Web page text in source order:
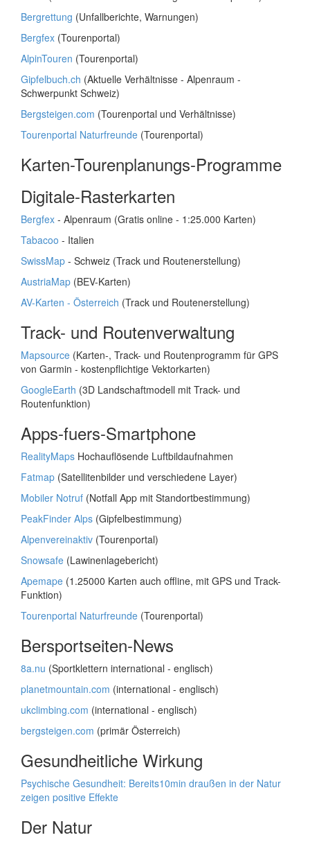
Bergrettung (Unfallberichte, Warnungen)
Bergfex (Tourenportal)
AlpinTouren (Tourenportal)
Gipfelbuch.ch (Aktuelle Verhältnisse - Alpenraum -
Schwerpunkt Schweiz)
Bergsteigen.com (Tourenportal und Verhältnisse)
Tourenportal Naturfreunde (Tourenportal)
Karten-Tourenplanungs-Programme
Digitale-Rasterkarten
Bergfex - Alpenraum (Gratis online - 1:25.000 Karten)
Tabacoo - Italien
SwissMap - Schweiz (Track und Routenerstellung)
AustriaMap (BEV-Karten)
AV-Karten - Österreich (Track und Routenerstellung)
Track- und Routenverwaltung
Mapsource (Karten-, Track- und Routenprogramm für GPS
von Garmin - kostenpflichtige Vektorkarten)
GoogleEarth (3D Landschaftmodell mit Track- und
Routenfunktion)
Apps-fuers-Smartphone
RealityMaps Hochauflösende Luftbildaufnahmen
Fatmap (Satellitenbilder und verschiedene Layer)
Mobiler Notruf (Notfall App mit Standortbestimmung)
PeakFinder Alps (Gipfelbestimmung)
Alpenvereinaktiv (Tourenportal)
Snowsafe (Lawinenlagebericht)
Apemape (1.25000 Karten auch offline, mit GPS und Track-
Funktion)
Tourenportal Naturfreunde (Tourenportal)
Bersportseiten-News
8a.nu (Sportklettern international - englisch)
planetmountain.com (international - englisch)
ukclimbing.com (international - englisch)
bergsteigen.com (primär Österreich)
Gesundheitliche Wirkung
Psychische Gesundheit: Bereits10min draußen in der Natur
zeigen positive Effekte
Der Natur